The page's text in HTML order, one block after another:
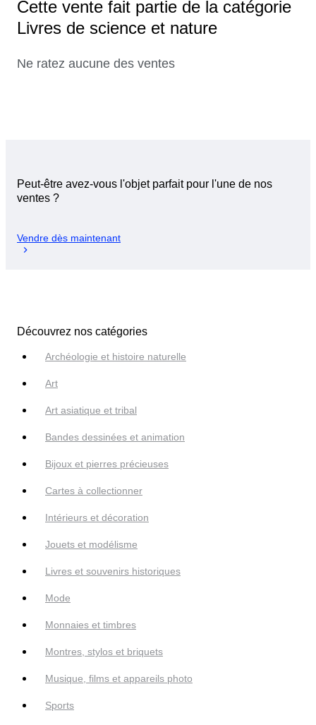
Cette vente fait partie de la catégorie
Livres de science et nature
Ne ratez aucune des ventes
Peut-être avez-vous l'objet parfait pour l'une de nos
ventes ?
Vendre dès maintenant
Découvrez nos catégories
Archéologie et histoire naturelle
Art
Art asiatique et tribal
Bandes dessinées et animation
Bijoux et pierres précieuses
Cartes à collectionner
Intérieurs et décoration
Jouets et modélisme
Livres et souvenirs historiques
Mode
Monnaies et timbres
Montres, stylos et briquets
Musique, films et appareils photo
Sports